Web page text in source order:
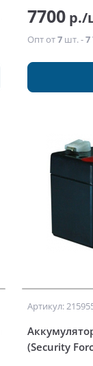
7700 р./
Опт от7 шт. -7
Артикул:
(Security